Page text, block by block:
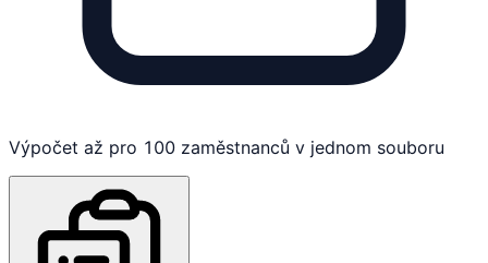
Výpočet až pro 100 zaměstnanců v jednom souboru